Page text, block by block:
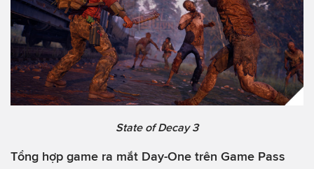
State of Decay 3
Tổng hợp game ra mắt Day-One trên Game Pass